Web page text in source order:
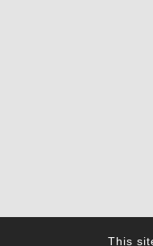
This